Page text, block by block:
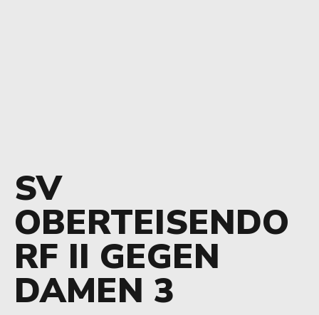
SV
OBERTEISENDO
RF II GEGEN
DAMEN 3